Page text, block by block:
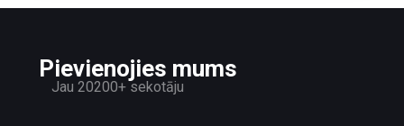
Pievienojies mums
Jau 20200+ sekotāju